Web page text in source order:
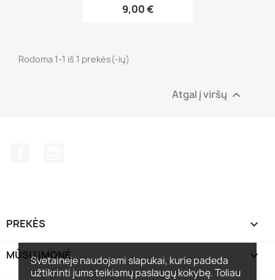
Svetainėje naudojami slapukai, kurie padeda
užtikrinti jums teikiamų paslaugų kokybę. Toliau
9,00 €
Rodoma 1-1 iš 1 prekės(-ių)
Atgal į viršų 
PREKĖS 
MŪSŲ ĮMONĖ 